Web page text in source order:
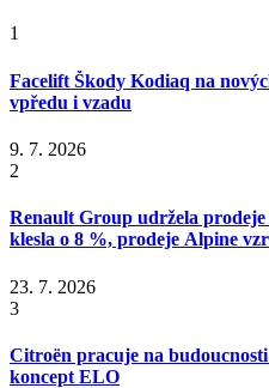
1
Facelift Škody Kodiaq na
vpředu i vzadu
9. 7. 2026
2
Renault Group udržela
klesla o 8 %, prodeje Alpine
23. 7. 2026
3
Citroën pracuje na
koncept ELO